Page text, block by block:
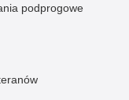
podprogowe